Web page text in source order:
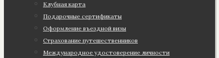
Клубная карта
Подарочные сертификаты
Оформление въездной визы
Страхование путешественников
Международное удостоверение личности